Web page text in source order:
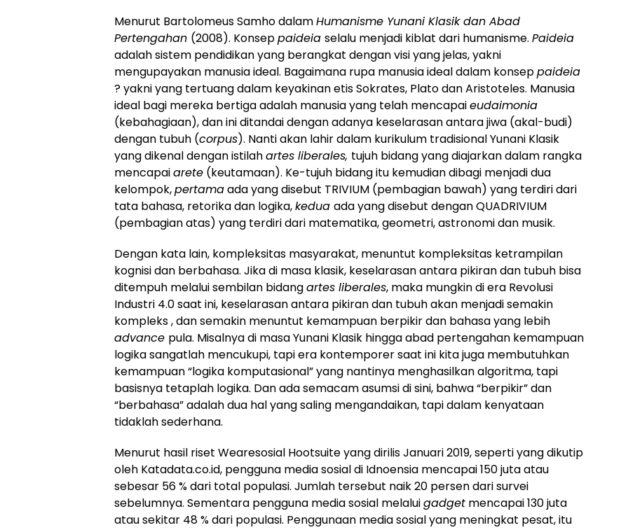
Menurut Bartolomeus Samho dalamHumanisme Yunani Klasik dan Abad
Pertengahan (2008). Konseppaideia selalu menjadi kiblat dari humanisme. Paideia
adalah sistem pendidikan yang berangkat dengan visi yang jelas, yakni
mengupayakan manusia ideal. Bagaimana rupa manusia ideal dalam konseppaideia
? yakni yang tertuang dalam keyakinan etis Sokrates, Plato dan Aristoteles. Manusia
ideal bagi mereka bertiga adalah manusia yang telah mencapaieudaimonia
(kebahagiaan), dan ini ditandai dengan adanya keselarasan antara jiwa (akal-budi)
dengan tubuh (corpus). Nanti akan lahir dalam kurikulum tradisional Yunani Klasik
yang dikenal dengan istilahartes liberales, tujuh bidang yang diajarkan dalam rangka
mencapaiarete (keutamaan). Ke-tujuh bidang itu kemudian dibagi menjadi dua
kelompok,pertamaada yang disebut TRIVIUM (pembagian bawah) yang terdiri dari
tata bahasa, retorika dan logika,kedua ada yang disebut dengan QUADRIVIUM
(pembagian atas) yang terdiri dari matematika, geometri, astronomi dan musik.
Dengan kata lain, kompleksitas masyarakat, menuntut kompleksitas ketrampilan
kognisi dan berbahasa. Jika di masa klasik, keselarasan antara pikiran dan tubuh bisa
ditempuh melalui sembilan bidangartes liberales, maka mungkin di era Revolusi
Industri 4.0 saat ini, keselarasan antara pikiran dan tubuh akan menjadi semakin
kompleks , dan semakin menuntut kemampuan berpikir dan bahasa yang lebih
advance pula. Misalnya di masa Yunani Klasik hingga abad pertengahan kemampuan
logika sangatlah mencukupi, tapi era kontemporer saat ini kita juga membutuhkan
kemampuan “logika komputasional” yang nantinya menghasilkan algoritma, tapi
basisnya tetaplah logika. Dan ada semacam asumsi di sini, bahwa “berpikir” dan
“berbahasa” adalah dua hal yang saling mengandaikan, tapi dalam kenyataan
tidaklah sederhana.
Menurut hasil riset Wearesosial Hootsuite yang dirilis Januari 2019, seperti yang dikutip
oleh Katadata.co.id, pengguna media sosial di Idnoensia mencapai 150 juta atau
sebesar 56 % dari total populasi. Jumlah tersebut naik 20 persen dari survei
sebelumnya. Sementara pengguna media sosial melaluigadget mencapai 130 juta
atau sekitar 48 % dari populasi. Penggunaan media sosial yang meningkat pesat, itu